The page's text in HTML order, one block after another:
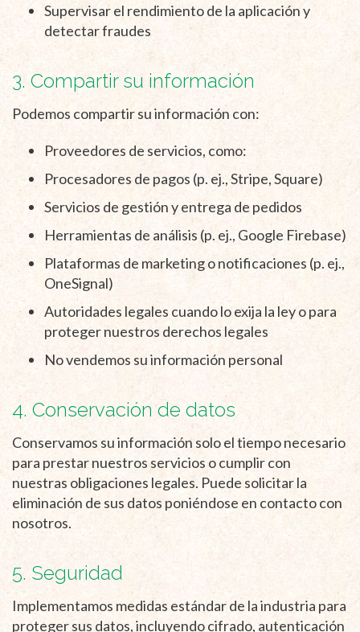
Supervisar el rendimiento de la aplicación y
detectar fraudes
3. Compartir su información
Podemos compartir su información con:
Proveedores de servicios, como:
Procesadores de pagos (p. ej., Stripe, Square)
Servicios de gestión y entrega de pedidos
Herramientas de análisis (p. ej., Google Firebase)
Plataformas de marketing o notificaciones (p. ej.,
OneSignal)
Autoridades legales cuando lo exija la ley o para
proteger nuestros derechos legales
No vendemos su información personal
4. Conservación de datos
Conservamos su información solo el tiempo necesario
para prestar nuestros servicios o cumplir con
nuestras obligaciones legales. Puede solicitar la
eliminación de sus datos poniéndose en contacto con
nosotros.
5. Seguridad
Implementamos medidas estándar de la industria para
proteger sus datos, incluyendo cifrado, autenticación